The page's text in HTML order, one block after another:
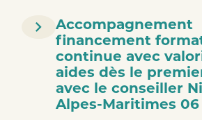
Accompagnement
financement
continue avec
aides dès le
avec le conseiller
Alpes-Maritimes 06